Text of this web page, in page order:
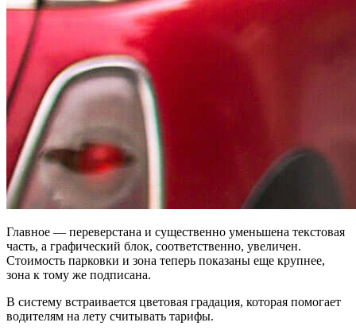
Главное — переверстана и существенно уменьшена текстовая
часть, а графический блок, соответственно, увеличен.
Стоимость парковки и зона теперь показаны еще крупнее,
зона к тому же подписана.
В систему встраивается цветовая градация, которая помогает
водителям на лету считывать тарифы.